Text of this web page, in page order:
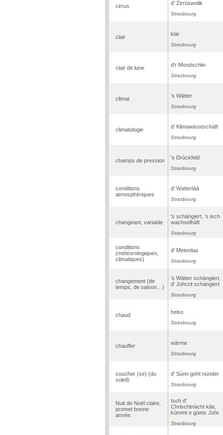
cirrus d' Zirrüswolik
Strasbourg
clair klàr
Strasbourg
clair de lune d'r Mondschiin
Strasbourg
climat 's Wätter
Strasbourg
climatologie d' Klimawisseschàft
Strasbourg
champs de pression 's Drùckfeld
Strasbourg
conditions
atmosphériques
d' Watterlàà
Strasbourg
changeant, variable
's schàngiert, 's isch
wachselhàft
Strasbourg
conditions
(météorologiques,
climatiques)
d' Meteolaa
Strasbourg
changement (de
temps, de saison…)
's Wätter schàngiert,
d' Johrzit schàngiert
Strasbourg
chaud heiss
Strasbourg
chauffer wärme
Strasbourg
coucher (se) (du
soleil)
d' Sùnn geht nùnder
Strasbourg
Nuit de Noël claire,
promet bonne
année.
Isch d'
Chrischtnàcht klàr,
kùmmt e güets Johr.
Strasbourg